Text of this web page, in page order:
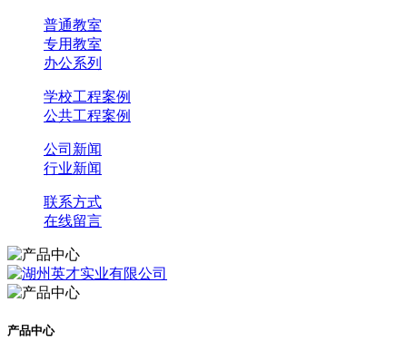
普通教室
专用教室
办公系列
学校工程案例
公共工程案例
公司新闻
行业新闻
联系方式
在线留言
产品中心